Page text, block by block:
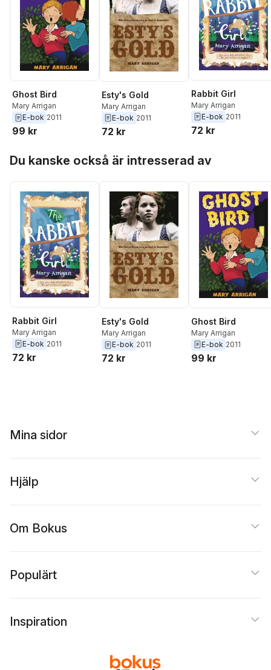
Ghost Bird
Mary Arrigan
E-bok 2011
99 kr
Esty's Gold
Mary Arrigan
E-bok 2011
72 kr
Rabbit Girl
Mary Arrigan
E-bok 2011
72 kr
Du kanske också är intresserad av
Rabbit Girl
Mary Arrigan
E-bok 2011
72 kr
Esty's Gold
Mary Arrigan
E-bok 2011
72 kr
Ghost Bird
Mary Arrigan
E-bok 2011
99 kr
Mina sidor
Hjälp
Om Bokus
Populärt
Inspiration